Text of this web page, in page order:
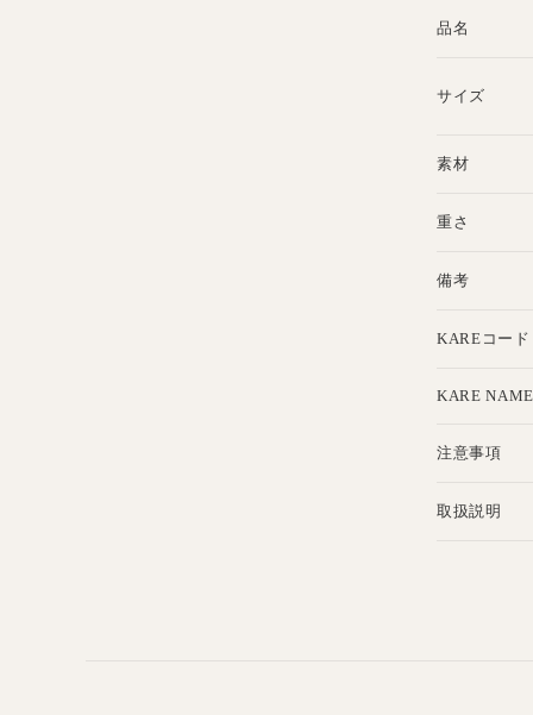
品名
サイズ
素材
重さ
備考
KAREコード
KARE NAME
注意事項
取扱説明